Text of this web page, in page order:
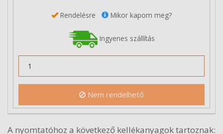
Rendelésre Mikor kapom meg?
Ingyenes szállítás
Nem rendelhető
A nyomtatóhoz a következő kellékanyagok tartoznak: